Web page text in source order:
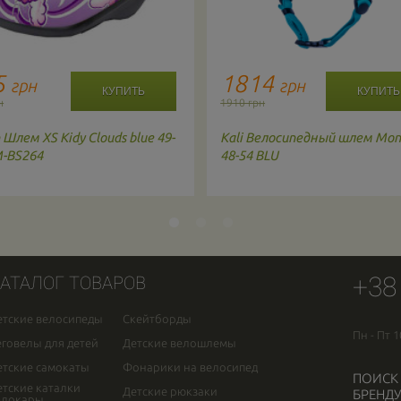
грн
Шлем XS Kidy Clouds blue 49-
BS264
1814 грн
1910 грн
Kali Велосипедный шлем
48-54 BLU
ТОВАРОВ
велосипеды
для детей
самокаты
каталки
Скейтборды
Детские велошлемы
Фонарики на велосипед
Детские рюкзаки
Пн - Пт
ПОИСК
БРЕНДУ